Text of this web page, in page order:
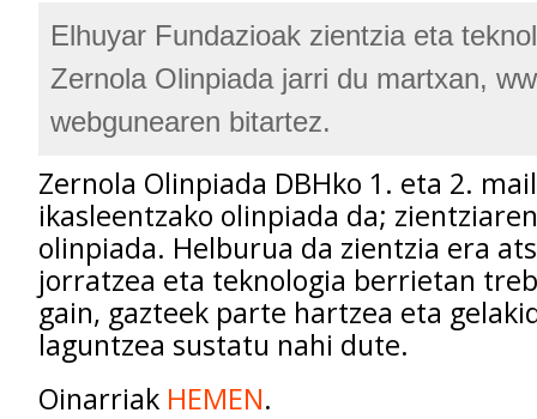
Elhuyar Fundazioak zientzia eta
Zernola Olinpiada jarri du martxan,
webgunearen bitartez.
Zernola Olinpiada DBHko 1. eta 2.
ikasleentzako olinpiada da;
olinpiada. Helburua da zientzia era
jorratzea eta teknologia berrietan
gain, gazteek parte hartzea eta
laguntzea sustatu nahi dute.
Oinarriak HEMEN.